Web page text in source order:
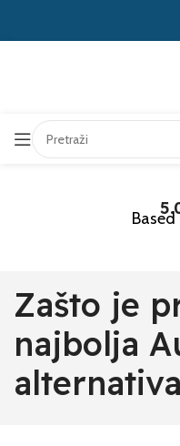
Zašto je
najbolja